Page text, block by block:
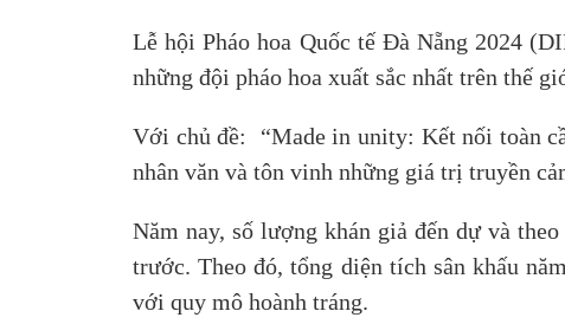
Lễ hội Pháo hoa Quốc tế Đà Nẵng 2024
những đội pháo hoa xuất sắc nhất trên thế
Với chủ đề: “Made in unity: Kết nối toàn
nhân văn và tôn vinh những giá trị truyền
Năm nay, số lượng khán giả đến dự và
trước. Theo đó, tổng diện tích sân khấu
với quy mô hoành tráng.